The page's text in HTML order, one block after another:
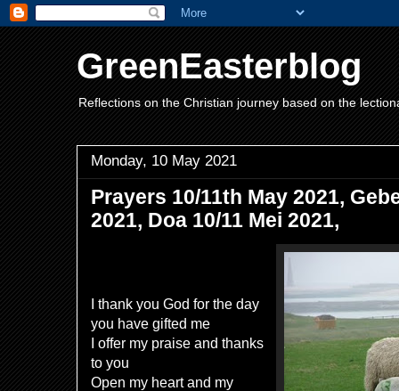
GreenEasterblog
Reflections on the Christian journey based on the
Monday, 10 May 2021
Prayers 10/11th May 2021,
2021, Doa 10/11 Mei 2021,
I thank you God for the day
you have gifted me
I offer my praise and thanks
to you
Open my heart and my